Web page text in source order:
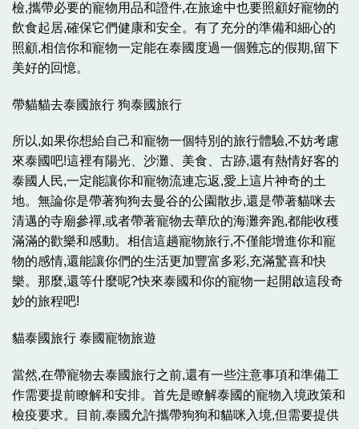
檢,攜帶必要的寵物用品和證件,在旅途中也要照顧好寵物的
飲食起居,確保它們健康和安全。有了充分的準備和細心的
照顧,相信你和寵物一定能在泰國度過一個難忘的假期,留下
美好的回憶。
帶貓貓去泰國旅行 狗泰國旅行
所以,如果你想給自己和寵物一個特別的旅行體驗,不妨考慮
來泰國吧!這裡有陽光、沙灘、美食、古跡,還有熱情好客的
泰國人民,一定能讓你和寵物流連忘返,愛上這片神奇的土
地。無論你是帶著狗狗去曼谷的公園散步,還是帶著貓咪去
清邁的寺廟參禪,或者帶著寵物去華欣的海灘奔跑,都能收穫
滿滿的歡樂和感動。相信這趟寵物旅行,不僅能增進你和寵
物的感情,還能讓你們的生活更加豐富多彩,充滿驚喜和快
樂。那麼,還等什麼呢?快來泰國和你的寵物一起開啟這段奇
妙的旅程吧!
貓泰國旅行 泰國寵物旅遊
當然,在帶寵物去泰國旅行之前,還有一些注意事項和準備工
作需要提前瞭解和安排。首先是瞭解泰國的寵物入境政策和
檢疫要求。目前,泰國允許攜帶狗狗和貓咪入境,但需要提供